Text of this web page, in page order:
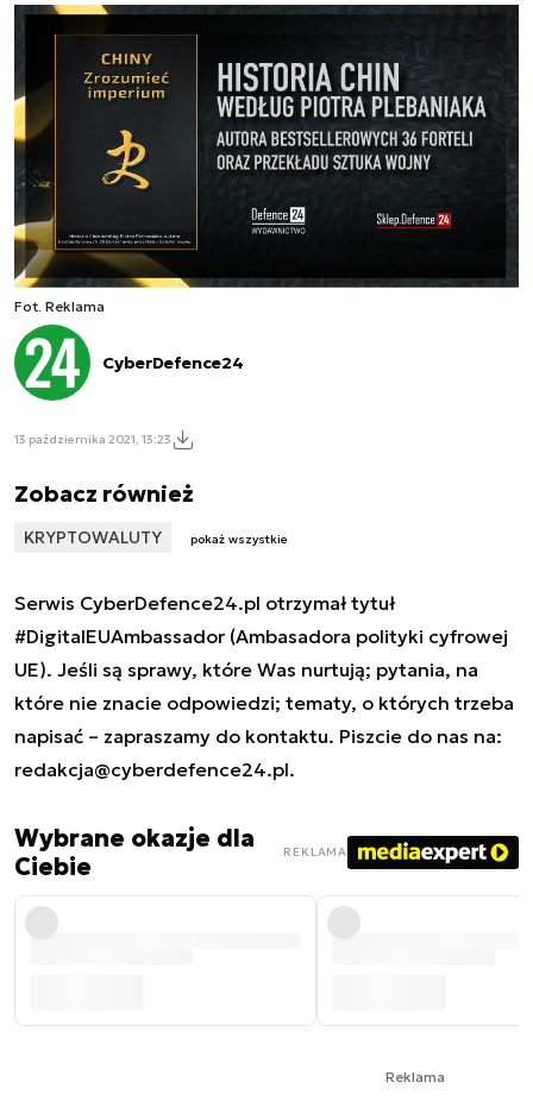
Fot. Reklama
CyberDefence24
13 października 2021, 13:23
Zobacz również
KRYPTOWALUTY pokaż wszystkie
Serwis CyberDefence24.pl otrzymał tytuł
#DigitalEUAmbassador (Ambasadora polityki cyfrowej
UE). Jeśli są sprawy, które Was nurtują; pytania, na
które nie znacie odpowiedzi; tematy, o których trzeba
napisać – zapraszamy do kontaktu. Piszcie do nas na:
redakcja@cyberdefence24.pl.
Wybrane okazje dla
Ciebie
REKLAMA
Reklama